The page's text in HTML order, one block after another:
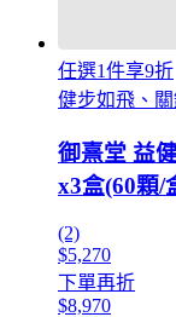
任選1件享9折
健步如飛、
御熹堂 益
x3盒(60顆/
(2)
$5,270
下單再折
$8,970